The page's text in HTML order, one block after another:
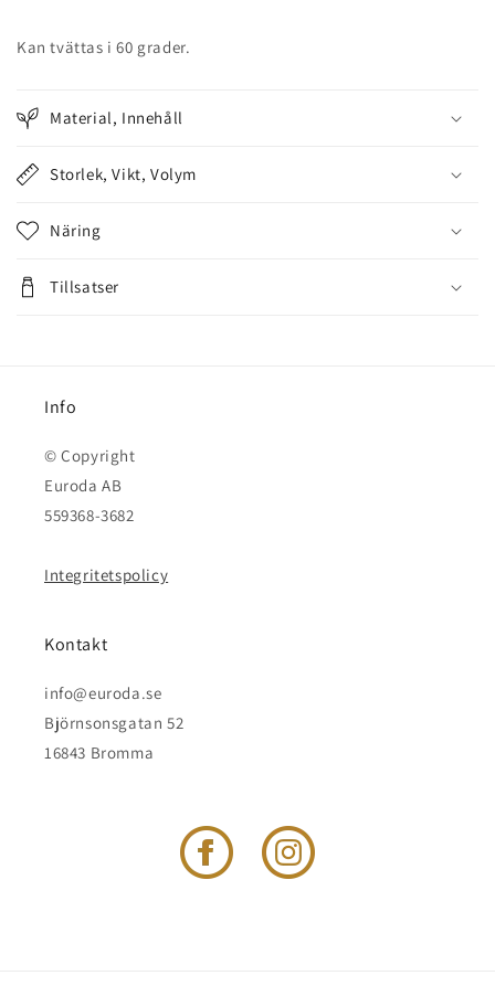
Kan tvättas i 60 grader.
Material, Innehåll
Storlek, Vikt, Volym
Näring
Tillsatser
Info
© Copyright
Euroda AB
559368-3682
Integritetspolicy
Kontakt
info@euroda.se
Björnsonsgatan 52
16843 Bromma
Facebook Instagram